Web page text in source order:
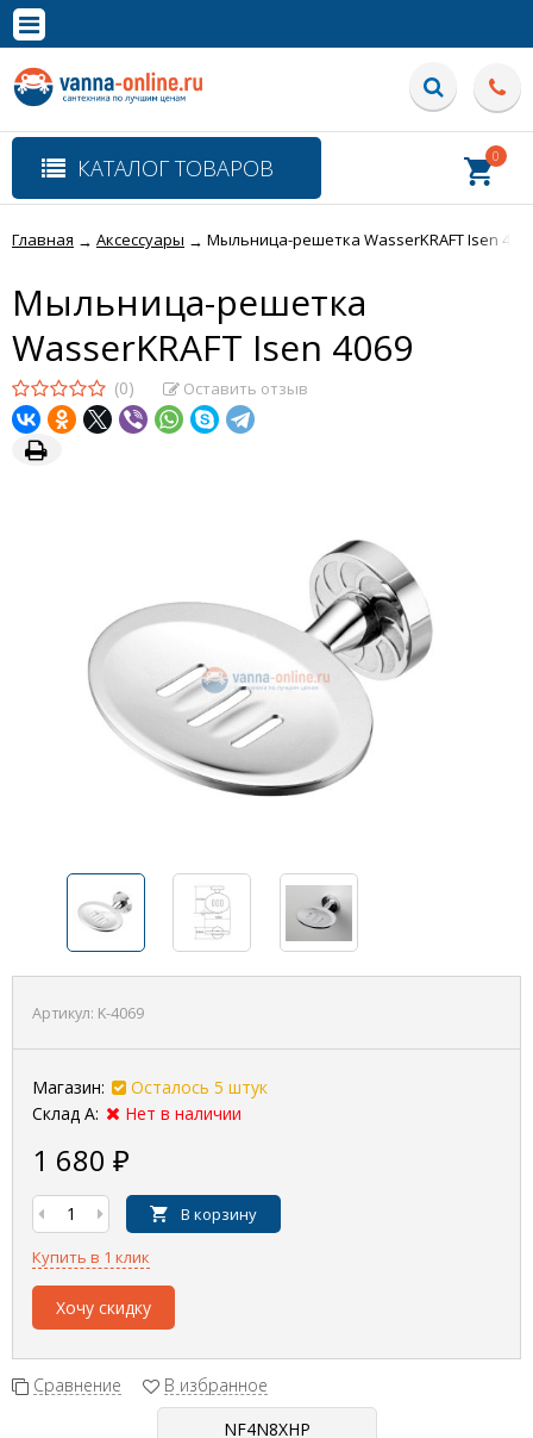
Полная версия сайта
КАТАЛОГ ТОВАРОВ 0
Главная → Аксессуары → Мыльница-решетка WasserKRAFT Isen
Мыльница-решетка
WasserKRAFT Isen 4069
(0) Оставить отзыв
Артикул: K-4069
Магазин:
Осталось 5 штук
Склад А:
Нет в наличии
1 680 ₽
В корзину
Купить в 1 клик
Хочу скидку
Сравнение В избранное